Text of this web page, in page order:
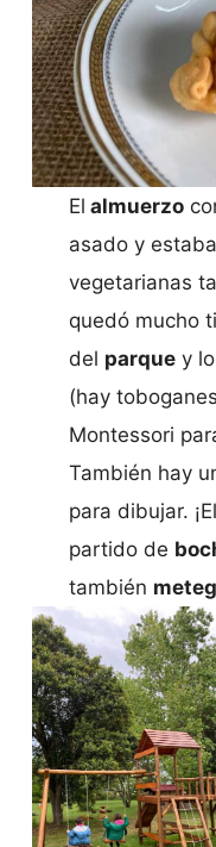
El almuerzo
asado y
vegetarianas
quedó mucho
del parque y
(hay
Montessori
También hay
para dibujar.
partido de
también